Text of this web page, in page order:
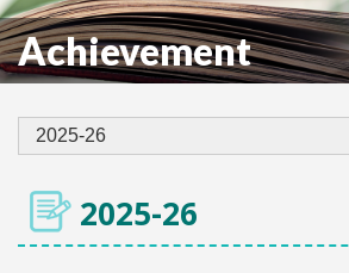
Achievement
2025-26